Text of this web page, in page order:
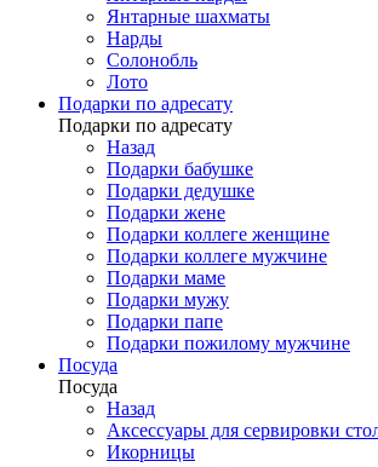
Янтарные шахматы
Нарды
Солонобль
Лото
Подарки по адресату
Подарки по адресату
Назад
Подарки бабушке
Подарки дедушке
Подарки жене
Подарки коллеге женщине
Подарки коллеге мужчине
Подарки маме
Подарки мужу
Подарки папе
Подарки пожилому мужчине
Посуда
Посуда
Назад
Аксессуары для сервировки
Икорницы